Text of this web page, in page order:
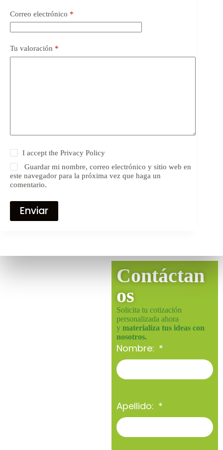
Correo electrónico *
Tu valoración *
I accept thePrivacy Policy
Guardar mi nombre, correo electrónico y sitio web en
este navegador para la próxima vez que haga un
comentario.
Enviar
Contáctan
os
Solicita tu cotización
personalizada ahora
y materializa tus ideas con
nosotros.
Nombre:
Apellido: